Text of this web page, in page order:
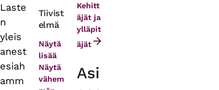
Primary
tabs
Laste
n
yleis
anest
esiah
amm
Tiivist
elmä
Näytä
lisää
Näytä
vähem
Kehitt
äjät ja
ylläpit
äjät
Asi